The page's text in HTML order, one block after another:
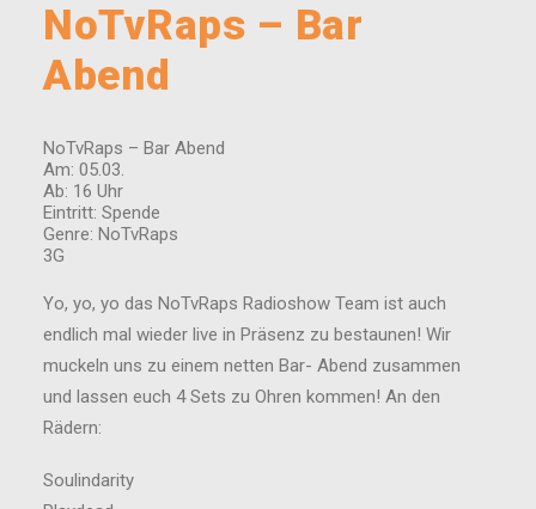
VERMIETUNG
BOOKING
KONTAKT
SEARCH
NoTvRaps – Bar
Abend
NoTvRaps – Bar Abend
Am: 05.03.
Ab: 16 Uhr
Eintritt: Spende
Genre: NoTvRaps
3G
Yo, yo, yo das NoTvRaps Radioshow Team ist auch
endlich mal wieder live in Präsenz zu bestaunen! Wir
muckeln uns zu einem netten Bar- Abend zusammen
und lassen euch 4 Sets zu Ohren kommen! An den
Rädern:
Soulindarity